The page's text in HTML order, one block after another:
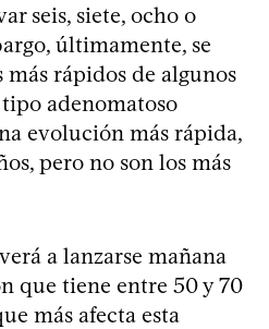
seis, siete, ocho o
últimamente, se
rápidos de algunos
adenomatoso
evolución más rápida,
pero no son los más
a lanzarse mañana
que tiene entre 50 y 70
más afecta esta